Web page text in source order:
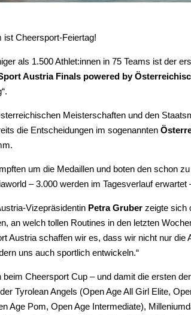
ist Cheersport-Feiertag!
als 1.500 Athlet:innen in 75 Teams ist der
Austria Finals powered by
Meisterschaften und den
die Entscheidungen im sogenannten
um die Medaillen und boten den schon
– 3.000 werden im Tagesverlauf
Vizepräsidentin Petra Gruberzeigte sich
an welch tollen Routines in den letzten
Austria schaffen wir es, dass wir nicht nur die
uns auch sportlich entwickeln.“
beim Cheersport Cup – und damit die ersten
Tyrolean Angels (Open Age All Girl Elite,
Age Pom, Open Age Intermediate),